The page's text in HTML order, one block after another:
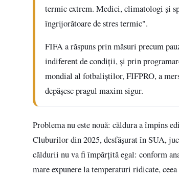
termic extrem. Medici, climatologi și
îngrijorătoare de stres termic".
FIFA a răspuns prin măsuri precum
indiferent de condiții, și prin
mondial al fotbaliștilor, FIFPRO, a
depășesc pragul maxim sigur.
Problema nu este nouă: căldura a împins
Cluburilor din 2025, desfășurat în SUA,
căldurii nu va fi împărțită egal: conform
mare expunere la temperaturi ridicate,